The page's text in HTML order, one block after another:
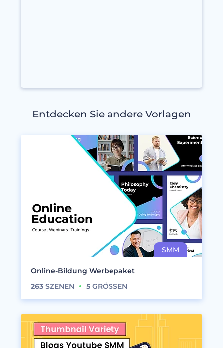
Entdecken Sie andere Vorlagen
Online-Bildung Werbepaket
263 SZENEN 5 GRÖSSEN